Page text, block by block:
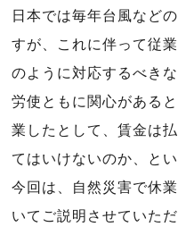
日本では毎年台風など
すが、これに伴って従
のように対応するべき
労使ともに関心がある
業したとして、賃金は
てはいけないのか、と
今回は、自然災害で休
いてご説明させていただ